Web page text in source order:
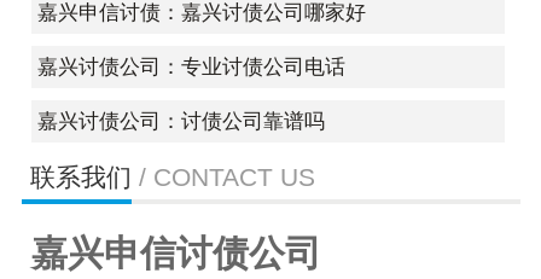
嘉兴申信讨债：嘉兴讨债公司哪家好
嘉兴讨债公司：专业讨债公司电话
嘉兴讨债公司：讨债公司靠谱吗
联系我们 / CONTACT US
嘉兴申信讨债公司